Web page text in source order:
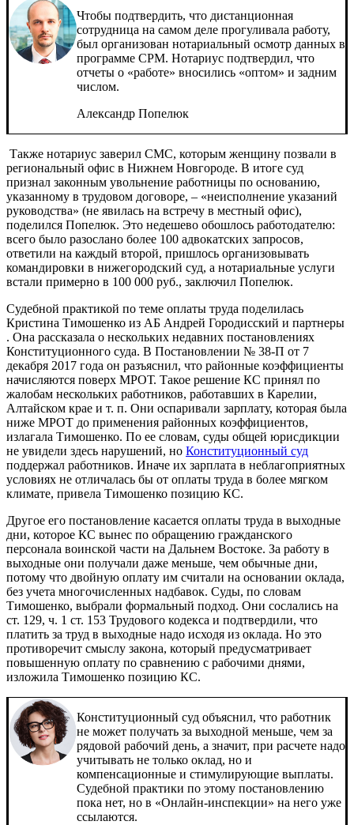
Чтобы подтвердить, что дистанционная
сотрудница на самом деле прогуливала работу,
был организован нотариальный осмотр данных в
программе СРМ. Нотариус подтвердил, что
отчеты о «работе» вносились «оптом» и задним
числом.
Александр Попелюк
Также нотариус заверил СМС, которым женщину позвали в
региональный офис в Нижнем Новгороде. В итоге суд
признал законным увольнение работницы по основанию,
указанному в трудовом договоре, – «неисполнение указаний
руководства» (не явилась на встречу в местный офис),
поделился Попелюк. Это недешево обошлось работодателю:
всего было разослано более 100 адвокатских запросов,
ответили на каждый второй, пришлось организовывать
командировки в нижегородский суд, а нотариальные услуги
встали примерно в 100 000 руб., заключил Попелюк.
Судебной практикой по теме оплаты труда поделилась
Кристина Тимошенко из АБ Андрей Городисский и партнеры
. Она рассказала о нескольких недавних постановлениях
Конституционного суда. В Постановлении № 38-П от 7
декабря 2017 года он разъяснил, что районные коэффициенты
начисляются поверх МРОТ. Такое решение КС принял по
жалобам нескольких работников, работавших в Карелии,
Алтайском крае и т. п. Они оспаривали зарплату, которая была
ниже МРОТ до применения районных коэффициентов,
излагала Тимошенко. По ее словам, суды общей юрисдикции
не увидели здесь нарушений, но Конституционный суд
поддержал работников. Иначе их зарплата в неблагоприятных
условиях не отличалась бы от оплаты труда в более мягком
климате, привела Тимошенко позицию КС.
Другое его постановление касается оплаты труда в выходные
дни, которое КС вынес по обращению гражданского
персонала воинской части на Дальнем Востоке. За работу в
выходные они получали даже меньше, чем обычные дни,
потому что двойную оплату им считали на основании оклада,
без учета многочисленных надбавок. Суды, по словам
Тимошенко, выбрали формальный подход. Они сослались на
ст. 129, ч. 1 ст. 153 Трудового кодекса и подтвердили, что
платить за труд в выходные надо исходя из оклада. Но это
противоречит смыслу закона, который предусматривает
повышенную оплату по сравнению с рабочими днями,
изложила Тимошенко позицию КС.
Конституционный суд объяснил, что работник
не может получать за выходной меньше, чем за
рядовой рабочий день, а значит, при расчете надо
учитывать не только оклад, но и
компенсационные и стимулирующие выплаты.
Судебной практики по этому постановлению
пока нет, но в «Онлайн-инспекции» на него уже
ссылаются.